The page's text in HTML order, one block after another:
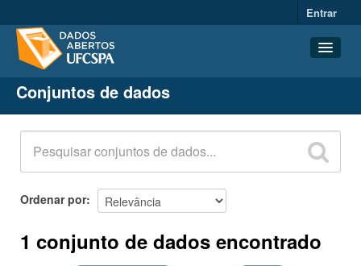
Entrar
Conjuntos de dados
Organizações
Grupos
Sobre
Conjuntos de dados
Ordenar por
1 conjunto de dados encontrado